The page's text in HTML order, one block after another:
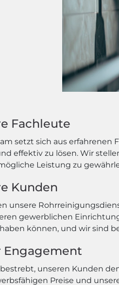
Fachleute
setzt sich aus
effektiv zu lösen. Wir
Leistung zu
Kunden
unsere
gewerblichen
können, und wir sind
Engagement
unseren Kunden
Preise und